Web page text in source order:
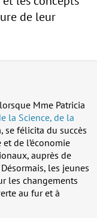
de leur
Mme Patricia
la Science, de la
se félicita du succès
de l’économie
auprès de
les jeunes
les changements
au fur et à